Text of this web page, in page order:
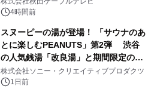
るパッケージ～ 9月1日(火)秋田県内で
4時間前
スヌーピーの湯が登場！ 「サウナのあ
とに楽しむPEANUTS」第2弾 渋谷
の人気銭湯「改良湯」と期間限定のコ
ラボレーション サウナイキタイコラ
ボグッズも発売決定！
株式会社ソニー・クリエイティブプロダクツ
1日前